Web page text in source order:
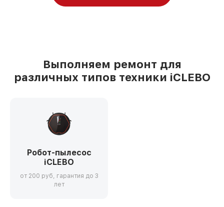
Выполняем ремонт для
различных типов техники iCLEBO
Робот-пылесос
iCLEBO
от 200 руб, гарантия до 3
лет